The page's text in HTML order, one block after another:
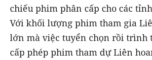
chiếu phim phân cấp cho các
Với khối lượng phim tham gia
lớn mà việc tuyển chọn rồi trình
cấp phép phim tham dự Liên